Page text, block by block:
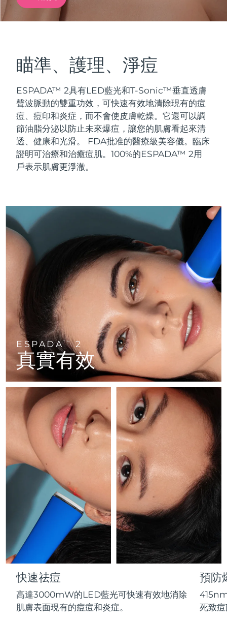
瞄準、護理、淨痘
ESPADA™ 2具有LED藍光和T-Sonic™垂直透膚
聲波脈動的雙重功效，可快速有效地清除現有的痘
痘、痘印和炎症，而不會使皮膚乾燥。它還可以調
節油脂分泌以防止未來爆痘，讓您的肌膚看起來清
透、健康和光滑。
FDA批准的醫療級美容儀。臨床
證明可治療和治癒痘肌。100%的ESPADA™ 2用
戶表示肌膚更淨澈。
ESPADATM2
真實有效
快速祛痘
高達3000mW的LED藍光可快速有效地消除
肌膚表面現有的痘痘和炎症。
預防
死致
紅光療法
面部清潔
LUNA™ 4 套裝
Anti-aging massage
LUNA™ 4 Plus
LUNA™ 4 Men
For men, anti-aging massage
LUNA™ 4 mini
For young skin, T-zone
LUNA™ 4 go
For travel or gym bag
LUNA™護膚
Premium cleansers & balm
LUNA™ 設備
All facial cleansing devices
緊致提拉
BEAR™ 2 套裝
Microcurrent toning
BEAR™ 2 go
BEAR™ 2 eyes & lips
Microcurrent line smoothing device
面部提拉護理
Premium anti-aging skincare
BEAR™ 設備
All premium facelift devices
補水保濕
Near-infrared and red light therapy
UFO™ 3 mini
Red light therapy device for young skin
UFO™ 3 go
Portable red light therapy
面膜
Rejuvenation & hydration
UFO™ 設備
All deep facial hydration devices
issa™ 4 plus
Smart hybrid silicone sonic toothbrush
issa™ 4 smile
Hybrid silicone sonic toothbrush
issa™ 4 baby
For ages 0-3
issa™ Teeth Whitening Set
Dual LED + sonic device & 18% PAP gel
ISSA™ 設備
All silicone sonic toothbrushes
FAQ™ 101
Clinical anti-aging
FAQ™ 102
Advanced clinical anti-aging
FAQ™ 103
Luxurious clinical anti-aging set
FAQ™ P1 Primer
Manuka honey primer
FAQ™護膚品
All FAQ™ skincare
FAQ™產品
All anti-aging treatments
LED 護理
NEW
FAQ™ 201
LED mask
FAQ™ 202
LED mask
FAQ™ 211
Anti-aging neck & décolleté LED mask
FAQ™ 221
Anti-aging LED hand mask
FAQ™護膚品
All FAQ™ skincare
FAQ™產品
All LED treatments
生髮
FAQ™ 301
LED hair strengthening scalp massager
FAQ™ Scalp Serum
Scalp recovery probiotic serum
FAQ™護膚品
All FAQ™ skincare
FAQ™產品
All hair treatments
肌膚年輕化
NEW
FAQ™ 501
Full-Spectrum Red Light Therapy
FAQ™ 502
Full-Spectrum Red Light Therapy
FAQ™ Red Light Serum
FAQ™ skincare
All FAQ™ skincare
FAQ™ products
All toning treatments
保健品
NEW
專業治療
脫毛
PEACH™ 2 Pro Max
Professional IPL hair removal device
PEACH™ 2
IPL hair removal
PEACH™ 2 go
Travel-friendly IPL hair removal
身體護理
BEAR™ 2 body
Microcurrent body toning
LUNA™ 4 body
Massaging body brush
SUPERCHARGED™ serum
Firming body serum
痘肌護理
ESPADA™ 2 plus
Recurring acne LED therapy
ESPADA™ 2
Acne treatment device
眼部護理
BEAR™ 2 eyes & lips
Microcurrent line smoothing device
IRIS™ 2
Rejuvenating eye massager
毛孔護理
KIWI™ derma
護發
LUNA™ 4 hair
NEW
奧地利 預計送達日期
比利時 預計送達日期8/10/26
百慕達 預計送達日期8/16/26
波士尼亞與赫塞哥維納 預計送達日期 8/13/26
加拿大 預計送達日期 8/14/26
智利 預計送達日期 8/14/26
中國 預計送達日期8/10/26
哥倫比亞 預計送達日期
克羅埃西亞 預計送達日期 8/10/26
賽普勒斯 預計送達日期8/11/26
捷克 8/10/26
丹麥 預計送達日期8/10/26
愛沙尼亞 預計送達日期 8/10/26
芬蘭 8/10/26
法國 預計送達日期 8/10/26
法屬玻里尼西亞 預計送達日期8/14/26
德國 預計送達日期 8/10/26
直布羅陀 預計送達日期8/14/26
希臘 預計送達日期8/10/26
中國香港特別行政區 8/11/26
匈牙利 8/10/26